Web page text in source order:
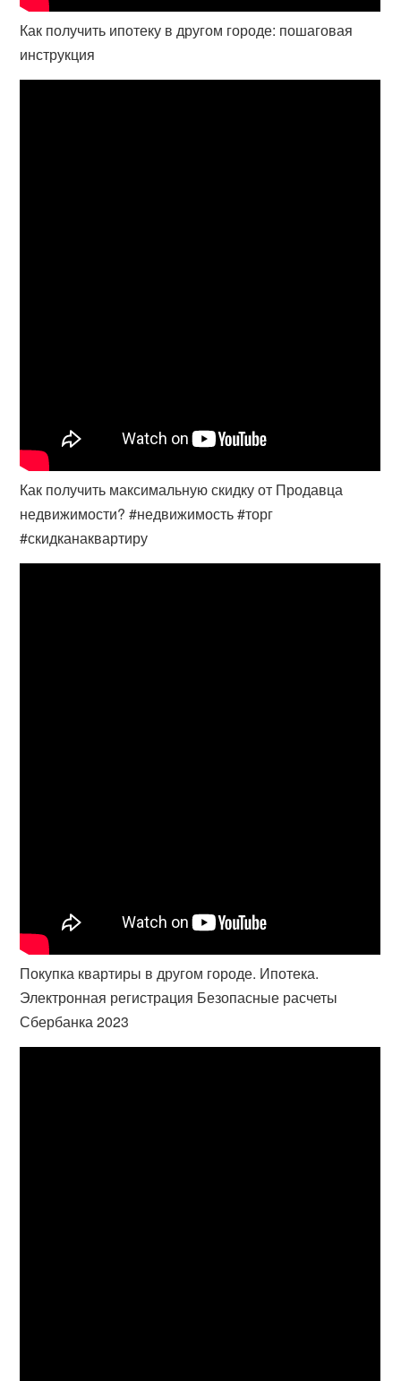
Как получить ипотеку в другом городе: пошаговая
инструкция
Как получить максимальную скидку от Продавца
недвижимости? #недвижимость #торг
#скидканаквартиру
Покупка квартиры в другом городе. Ипотека.
Электронная регистрация Безопасные расчеты
Сбербанка 2023